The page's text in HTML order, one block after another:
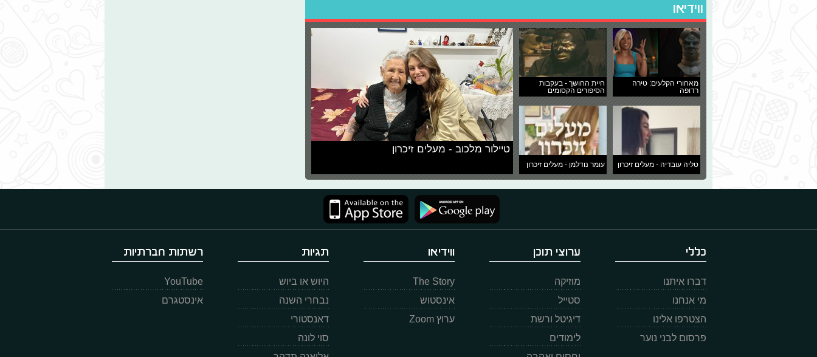
ווידיאו
מאחורי הקלעים: טירה
רדופה
חיית החושך - בעקבות
הסיפורים הקסומים
טליה עובדיה - מעלים זיכרון עומר נודלמן - מעלים זיכרון
טיילור מלכוב - מעלים זיכרון
כללי
דברו איתנו
מי אנחנו
הצטרפו אלינו
פרסום לבני נוער
ערוצי תוכן
מוזיקה
סטייל
דיגיטל ורשת
לימודים
ווידיאו
The Story
אינסטוש
ערוץ Zoom
תגיות
היוש או ביוש
נבחרי השנה
דאנסטורי
סוי לונה
רשתות חברתיות
YouTube
אינסטגרם